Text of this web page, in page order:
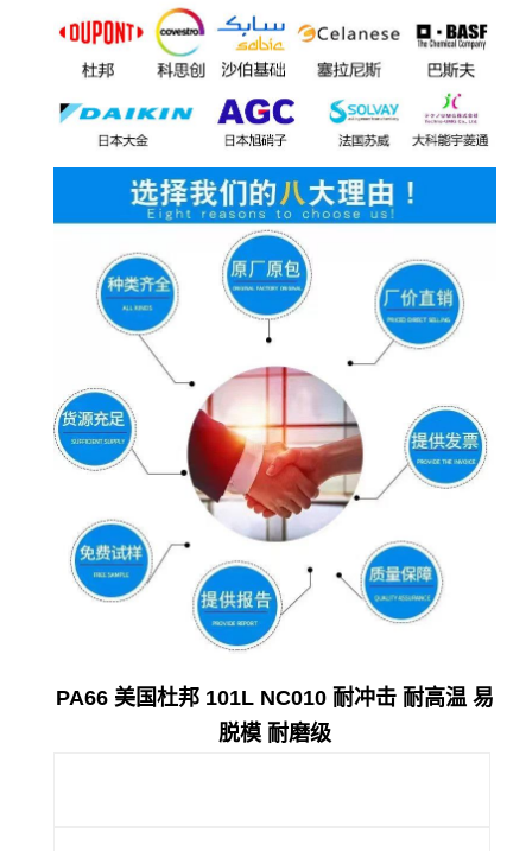
PA66 美国杜邦 101L NC010 耐冲击 耐高温 易
脱模 耐磨级